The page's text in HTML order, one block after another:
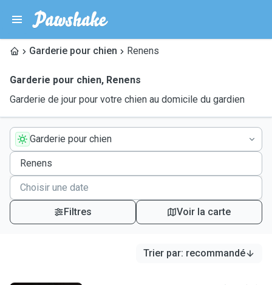
Garderie pour chien Renens
Garderie pour chien, Renens
Garderie de jour pour votre chien au domicile du gardien
Garderie pour chien
Filtres Voir la carte
Trier par: recommandé